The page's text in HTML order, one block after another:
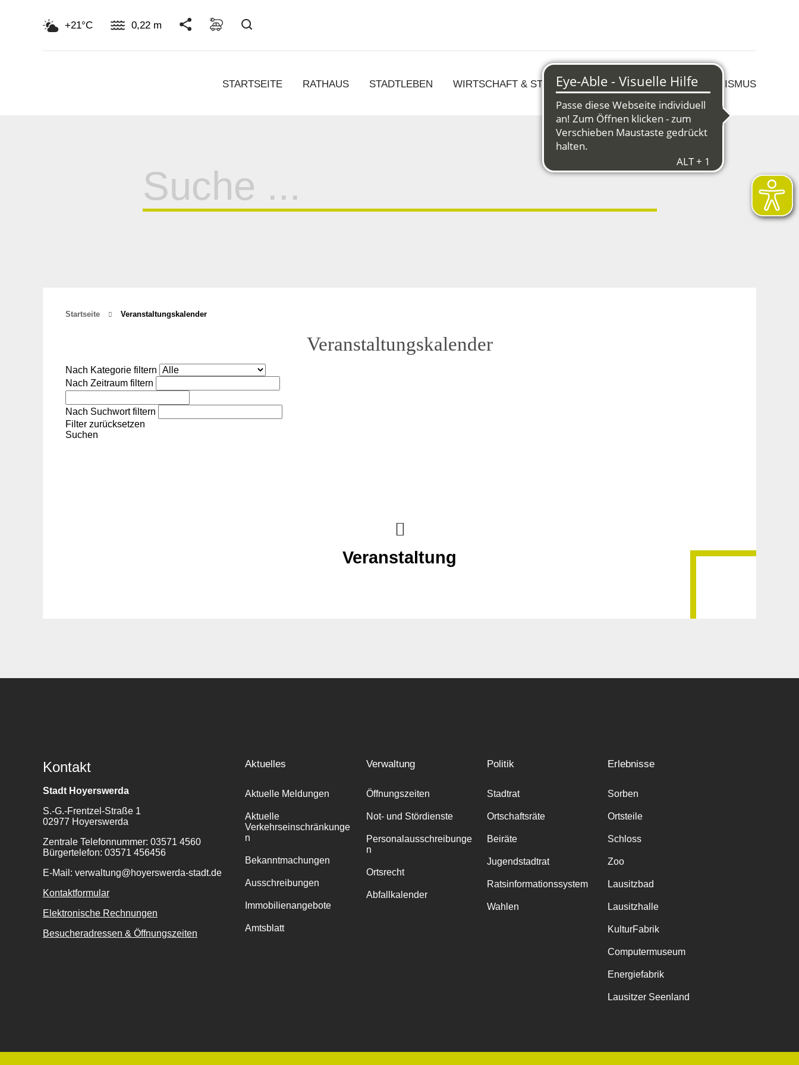
+21°C 0,22 m
STARTSEITE RATHAUS STADTLEBEN WIRTSCHAFT & STRUKTURWANDEL KULTUR & TOURISMUS
für:
Startseite Veranstaltungskalender
Veranstaltungskalender
Nach Kategorie filtern
Nach Zeitraum filtern
Nach Suchwort filtern
Filter zurücksetzen
Suchen
Veranstaltung
Kontakt
Stadt Hoyerswerda
S.-G.-Frentzel-Straße 1
02977 Hoyerswerda
Zentrale Telefonnummer: 03571 4560
Bürgertelefon: 03571 456456
E-Mail: verwaltung@hoyerswerda-stadt.de
Kontaktformular
Elektronische Rechnungen
Besucheradressen & Öffnungszeiten
Aktuelles
Aktuelle Meldungen
Aktuelle
Verkehrseinschränkunge
n
Bekanntmachungen
Ausschreibungen
Immobilienangebote
Amtsblatt
Verwaltung
Öffnungszeiten
Not- und Stördienste
Personalausschreibunge
n
Ortsrecht
Abfallkalender
Politik
Stadtrat
Ortschaftsräte
Beiräte
Jugendstadtrat
Ratsinformationssystem
Wahlen
Erlebnisse
Sorben
Ortsteile
Schloss
Zoo
Lausitzbad
Lausitzhalle
KulturFabrik
Computermuseum
Energiefabrik
Lausitzer Seenland